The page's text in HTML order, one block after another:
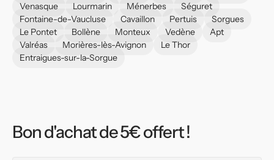
Venasque
Lourmarin Ménerbes
Séguret
Fontaine-de-Vaucluse
Cavaillon Pertuis
Sorgues
Le Pontet
Bollène Monteux Vedène
Apt
Valréas
Morières-lès-Avignon
Le Thor
Entraigues-sur-la-Sorgue
Bon d'achat de 5€ offert !